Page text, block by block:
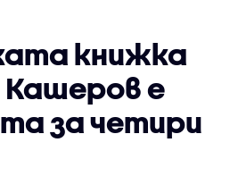
книжка
Кашеров е
за четири